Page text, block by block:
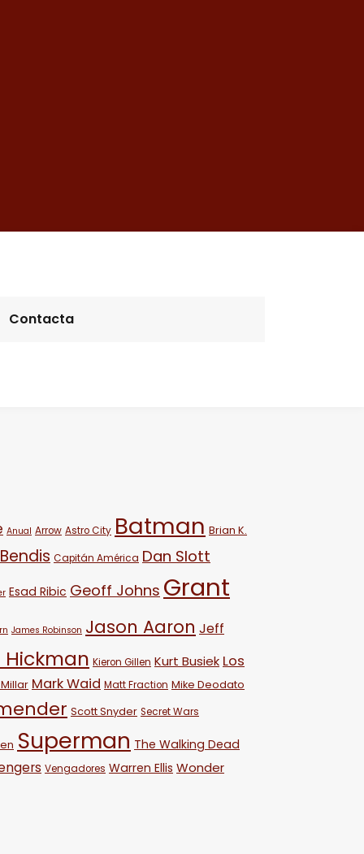
Contacta
Anual Arrow Astro City Batman Brian K.
Capitán América Dan Slott
Esad Ribic Geoff Johns Grant
James Robinson Jason Aaron Jeff
Kieron Gillen Kurt Busiek Los
Mark Waid Matt Fraction Mike Deodato
Scott Snyder Secret Wars
Superman The Walking Dead
Vengadores Warren Ellis Wonder